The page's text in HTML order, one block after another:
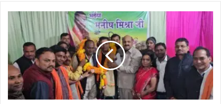
सर्वमंगला
भाजपा
का
जन्मदिन
धूमधाम
से
मनाया